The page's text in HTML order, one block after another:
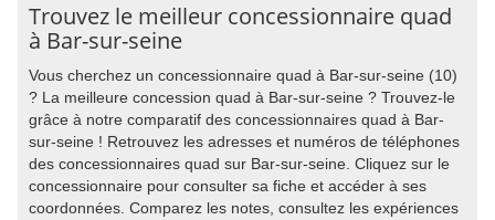
Trouvez le meilleur concessionnaire quad
à Bar-sur-seine
Vous cherchez un concessionnaire quad à Bar-sur-seine (10)
? La meilleure concession quad à Bar-sur-seine ? Trouvez-le
grâce à notre comparatif des concessionnaires quad à Bar-
sur-seine ! Retrouvez les adresses et numéros de téléphones
des concessionnaires quad sur Bar-sur-seine. Cliquez sur le
concessionnaire pour consulter sa fiche et accéder à ses
coordonnées. Comparez les notes, consultez les expériences